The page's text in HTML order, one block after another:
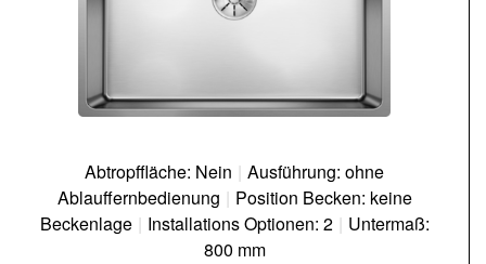
Abtropffläche: Nein | Ausführung: ohne
Ablauffernbedienung | Position Becken: keine
Beckenlage | Installations Optionen: 2 | Untermaß:
800 mm